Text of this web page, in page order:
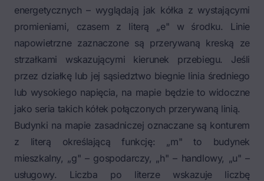
energetycznych – wyglądają jak kółka z wystającymi
promieniami, czasem z literą „e" w środku. Linie
napowietrzne zaznaczone są przerywaną kreską ze
strzałkami wskazującymi kierunek przebiegu. Jeśli
przez działkę lub jej sąsiedztwo biegnie linia średniego
lub wysokiego napięcia, na mapie będzie to widoczne
jako seria takich kółek połączonych przerywaną linią.
Budynki na mapie zasadniczej oznaczane są konturem
z literą określającą funkcję: „m" to budynek
mieszkalny, „g" – gospodarczy, „h" – handlowy, „u" –
usługowy. Liczba po literze wskazuje liczbę